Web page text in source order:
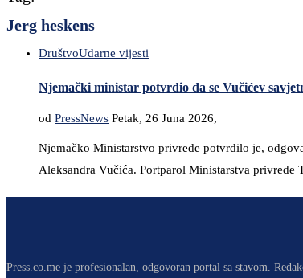
Jerg heskens
DruštvoUdarne vijesti
Njemački ministar potvrdio da se Vučićev
od PressNews Petak, 26 Juna 2026,
Njemačko Ministarstvo privrede potvrdilo je,
Aleksandra Vučića. Portparol Ministarstva
Press.co.me je profesionalan, odgovoran portal sa stavom.